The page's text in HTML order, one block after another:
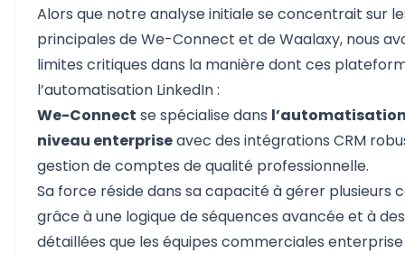
Alors que notre analyse initiale se concentrait sur
principales de We-Connect et de Waalaxy, nous
limites critiques dans la manière dont ces
l’automatisation LinkedIn :
We-Connect se spécialise dans
niveau enterpriseavec des intégrations CRM
gestion de comptes de qualité professionnelle.
Sa force réside dans sa capacité à gérer plusieurs
grâce à une logique de séquences avancée et à
détaillées que les équipes commerciales